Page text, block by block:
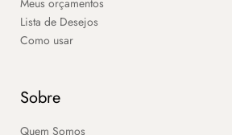
Lista de Desejos
Como usar
Sobre
Quem Somos